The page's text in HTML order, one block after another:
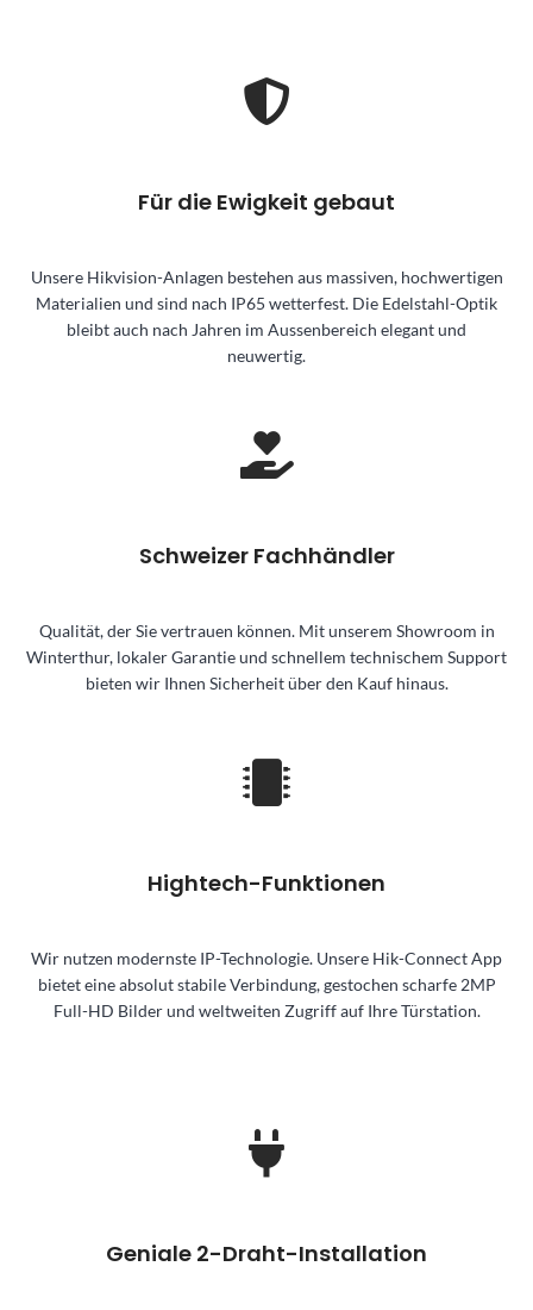
Für die Ewigkeit gebaut
Unsere Hikvision-Anlagen bestehen aus massiven, hochwertigen
Materialien und sind nach IP65 wetterfest. Die Edelstahl-Optik
bleibt auch nach Jahren im Aussenbereich elegant und
neuwertig.
Schweizer Fachhändler
Qualität, der Sie vertrauen können. Mit unserem Showroom in
Winterthur, lokaler Garantie und schnellem technischem Support
bieten wir Ihnen Sicherheit über den Kauf hinaus.
Hightech-Funktionen
Wir nutzen modernste IP-Technologie. Unsere Hik-Connect App
bietet eine absolut stabile Verbindung, gestochen scharfe 2MP
Full-HD Bilder und weltweiten Zugriff auf Ihre Türstation.
Geniale 2-Draht-Installation